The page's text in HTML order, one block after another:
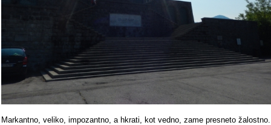
Markantno, veliko, impozantno, a hkrati, kot vedno, zame presneto žalostno.